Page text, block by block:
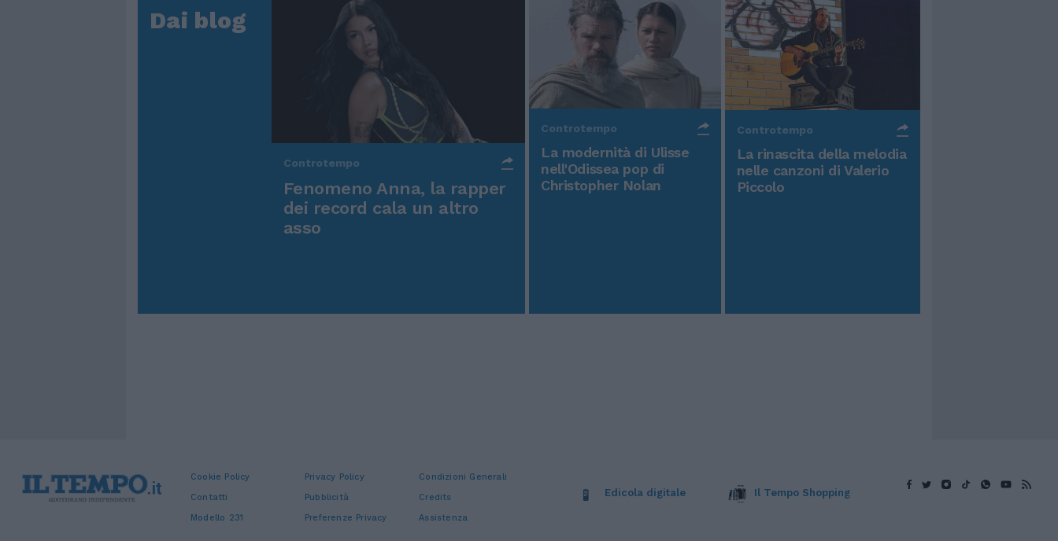
Dai blog
Controtempo
Fenomeno Anna, la rapper
dei record cala un altro
asso
Controtempo
La modernità di Ulisse
nell'Odissea pop di
Christopher Nolan
Controtempo
La rinascita della melodia
nelle canzoni di Valerio
Piccolo
Cookie Policy Privacy Policy
Condizioni Generali
Contatti
Pubblicità
Credits
Modello 231
Preferenze Privacy Assistenza
Edicola digitale Il Tempo Shopping